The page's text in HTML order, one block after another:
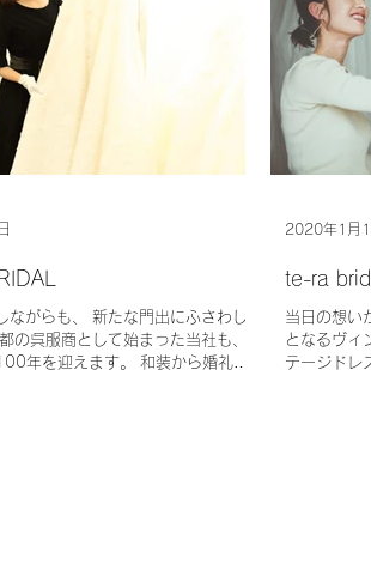
ながらも、 新たな門出にふさわし
の呉服商として始まった当社も、
年を迎えます。 和装から婚礼衣
te-ra
当日の想い
となるヴィ
テージドレ
2020年1月